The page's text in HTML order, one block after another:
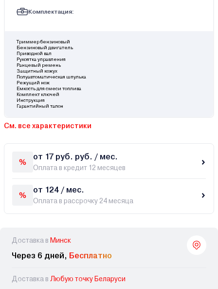
Комплектация:
Триммер бензиновый
Бензиновый двигатель
Приводной вал
Рукоятка управления
Ранцевый ремень
Защитный кожух
Полуавтоматическая шпулька
Режущий нож
Емкость для смеси топлива
Комплект ключей
Инструкция
Гарантийный талон
См. все характеристики
от 17 руб. руб. / мес.
Оплата в кредит 12 месяцев
от 124 / мес.
Оплата в рассрочку 24 месяца
Доставка в Минск
Через 6 дней, Бесплатно
Доставка в Любую точку Беларуси